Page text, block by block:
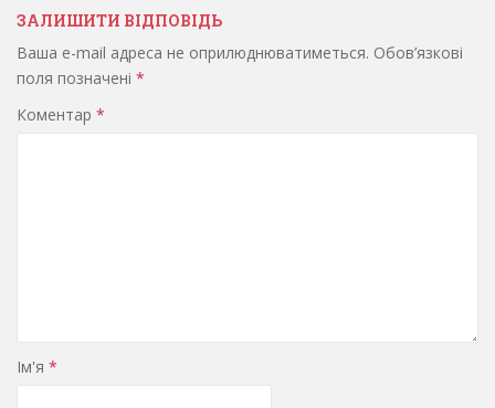
ЗАЛИШИТИ ВІДПОВІДЬ
Ваша e-mail адреса не оприлюднюватиметься. Обов’язкові
поля позначені *
Коментар *
Ім'я *